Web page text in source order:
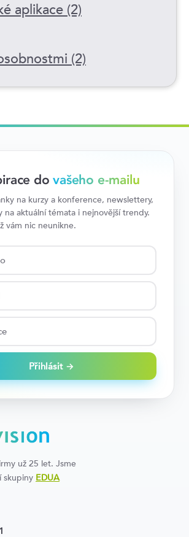
aplikace (2)
(2)
dovašeho e-mailu
na kurzy a konference, newslettery,
na aktuální témata i nejnovější trendy.
vám nic neunikne.
Přihlásit →
už 25 let. Jsme
skupiny EDUA